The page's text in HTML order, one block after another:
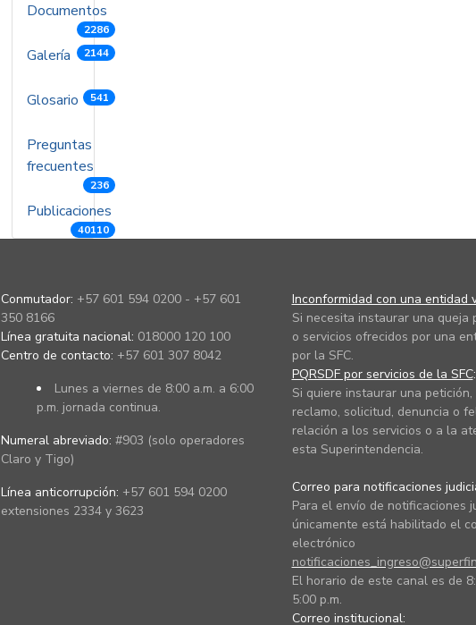
Documentos
2286
Galería 2144
Glosario 541
Preguntas
frecuentes
236
Publicaciones
40110
Conmutador: +57 601 594 0200 - +57 601
350 8166
Línea gratuita nacional: 018000 120 100
Centro de contacto: +57 601 307 8042
Lunes a viernes de 8:00 a.m. a 6:00
p.m. jornada continua.
Numeral abreviado: #903 (solo operadores
Claro y Tigo)
Línea anticorrupción: +57 601 594 0200
extensiones 2334 y 3623
Inconformidad con una entidad
Si necesita instaurar una queja
o servicios ofrecidos por una
por la SFC.
PQRSDF por servicios de la SFC:
Si quiere instaurar una petición,
reclamo, solicitud, denuncia o
relación a los servicios o a la
esta Superintendencia.
Correo para notificaciones
Para el envío de notificaciones
únicamente está habilitado el
electrónico
El horario de este canal es de
5:00 p.m.
Correo institucional: